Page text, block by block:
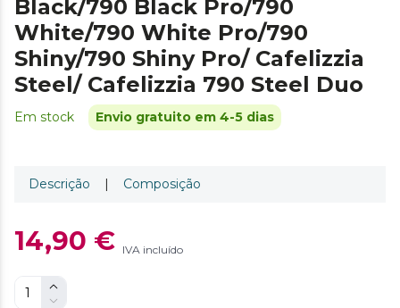
Black/790 Black Pro/790
White/790 White Pro/790
Shiny/790 Shiny Pro/ Cafelizzia
Steel/ Cafelizzia 790 Steel Duo
Em stock Envio gratuito em 4-5 dias
Descrição | Composição
14,90 € IVA incluído